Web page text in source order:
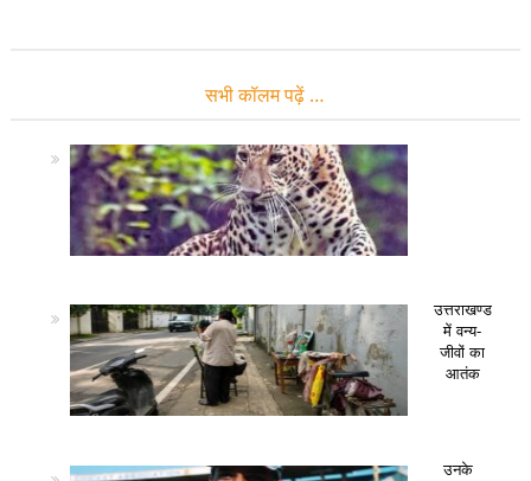
सभी कॉलम पढ़ें …
उत्तराखण्ड
में वन्य-
जीवों का
आतंक
उनके